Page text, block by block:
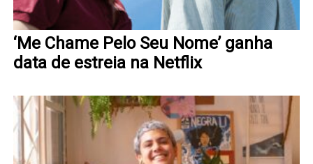
‘Me Chame Pelo Seu Nome’ ganha
data de estreia na Netflix